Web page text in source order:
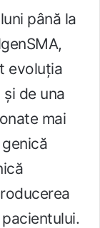
până la
evoluția
de una
mai